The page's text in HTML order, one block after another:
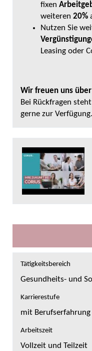
fixen
weiteren 20%
Nutzen Sie
Leasing oder
Wir freuen uns
Bei Rückfragen
gerne zur Verfügung.
Tätigkeitsbereich
Gesundheits- und
Karrierestufe
mit Berufserfahrung
Arbeitszeit
Vollzeit und Teilzeit